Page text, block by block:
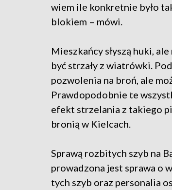
wiem ile konkretnie było
blokiem – mówi.
Mieszkańcy słyszą huki,
być strzały z wiatrówki.
pozwolenia na broń, ale
Prawdopodobnie te
efekt strzelania z takiego
bronią w Kielcach.
Sprawą rozbitych szyb na
prowadzona jest sprawa o
tych szyb oraz personalia